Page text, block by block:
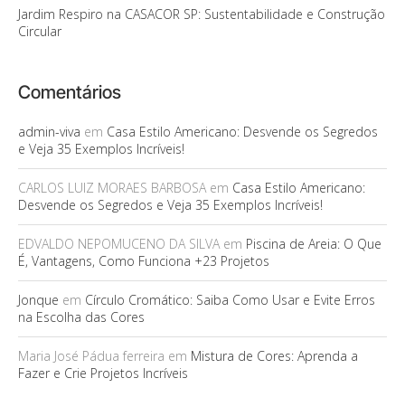
Jardim Respiro na CASACOR SP: Sustentabilidade e Construção
Circular
Comentários
admin-viva em Casa Estilo Americano: Desvende os Segredos
e Veja 35 Exemplos Incríveis!
CARLOS LUIZ MORAES BARBOSA em Casa Estilo Americano:
Desvende os Segredos e Veja 35 Exemplos Incríveis!
EDVALDO NEPOMUCENO DA SILVA em Piscina de Areia: O Que
É, Vantagens, Como Funciona +23 Projetos
Jonque em Círculo Cromático: Saiba Como Usar e Evite Erros
na Escolha das Cores
Maria José Pádua ferreira em Mistura de Cores: Aprenda a
Fazer e Crie Projetos Incríveis